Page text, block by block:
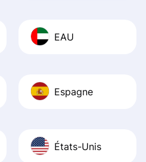
EAU
Espagne
États-Unis